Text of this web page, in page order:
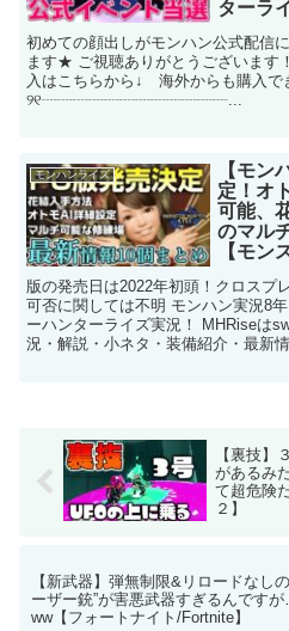
ターラ
初めての顔出しがモンハン公式配信
ます★ ご視聴ありがとうございます
入はこちらから↓ 海外からも購入で
୨୧┈┈┈┈┈┈┈┈┈┈┈┈...
モンハンライズ
【モン
定！オ
可能、
のマル
【モン
版の発売日は2022年初頭！クロスプ
可否に関しては不明 モンハン実況8
ーハンターライズ実況！ MHRiseは
況・解説・小ネタ・装備紹介・最新
【裏技】
があるみ
て超危険
２】
【新武器】弾無制限&リロードなし
ーザー銃”が害悪武器すぎるんです
ww【フォートナイト/Fortnite】